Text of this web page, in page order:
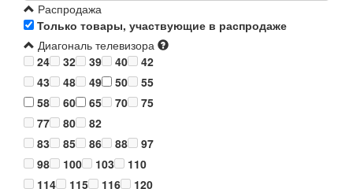
Распродажа
Только товары, участвующие в распродаже
Диагональ телевизора
24
32 39 40
42
43
48 49 50
55
58
60 65 70
75
77
80
82
83
85 86 88
97
98
100 103
110
114
115 116
120